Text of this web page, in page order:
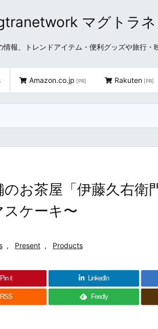
マグトラネ
報、トレンドアイテム・便利グッズや旅行・
Amazon.co.jp [PR] Rakuten [PR]
お茶屋「伊藤久右衛
ケーキ〜
, Present , Products
Pin it LinkedIn
RSS Feedly